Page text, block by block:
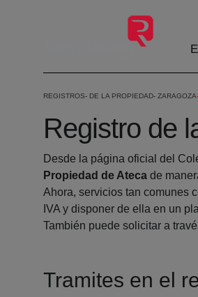
Salta al contingut principal
REGISTROS DE LA PROPIEDAD ZARAGOZA
Registro de
Desde la página oficial del
Propiedad de Ateca de
Ahora, servicios tan comunes
IVA y disponer de ella en un
También puede solicitar a
Tramites en el